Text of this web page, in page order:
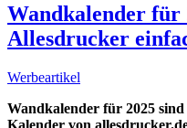
Wandkalender für
Allesdrucker
Werbeartikel
Wandkalender für 2025
Kalender von